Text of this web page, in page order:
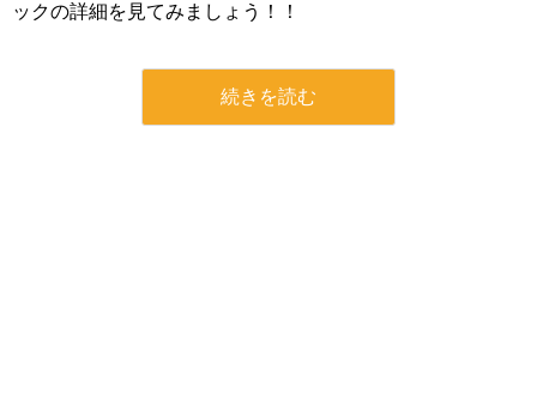
ックの詳細を見てみましょう！！
続きを読む